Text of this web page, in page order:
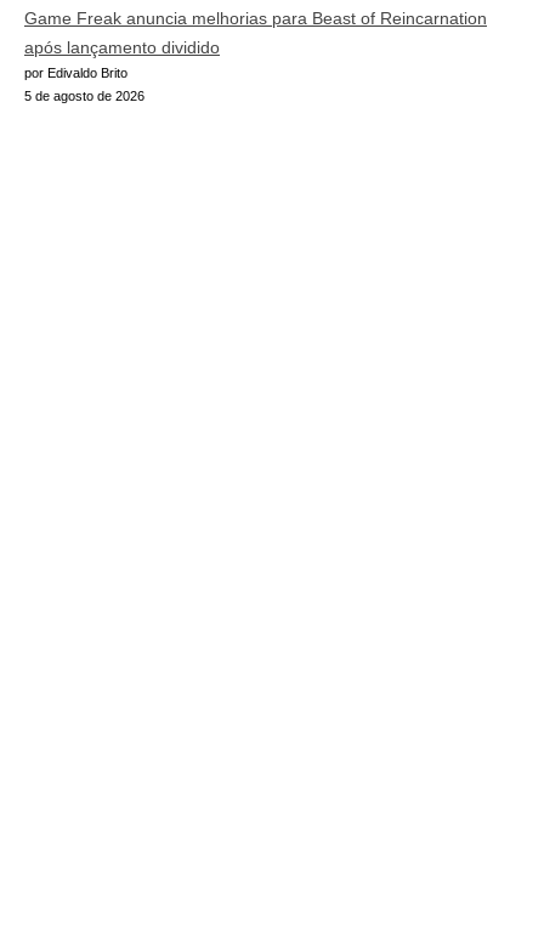
Game Freak anuncia melhorias para Beast of Reincarnation
após lançamento dividido
por Edivaldo Brito
5 de agosto de 2026